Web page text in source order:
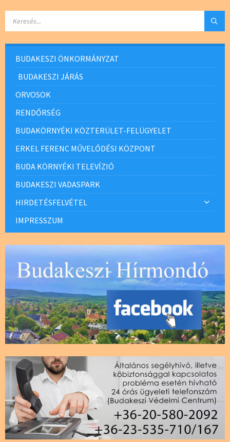
BUDAKESZI ÖNKORMÁNYZAT
BUDAKESZI JÁRÁS
ORVOSOK
RENDŐRSÉG
BUDAKÖRNYÉKI KÖZTERÜLET-FELÜGYELET
ERKEL FERENC MŰVELŐDÉSI KÖZPONT
BUDA KÖRNYÉKI TELEVÍZIÓ
BUDAKESZI VADASPARK
HIRDETÉSFELVÉTEL
IMPRESSZUM